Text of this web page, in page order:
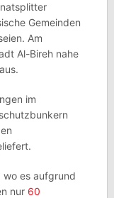
Gemeinden
Am
Al-Bireh nahe
im
wo es aufgrund
nur 60